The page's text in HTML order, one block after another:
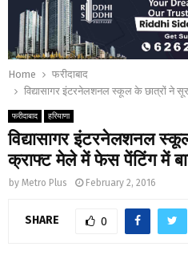
Home
फरीदाबाद
विद्यासागर इंटरनेलशनल स्कूल के छात्रों ने
फरीदाबाद हरियाणा
विद्यासागर इंटरनेलशनल
क्राफ्ट मेले में फेस पेंटिंग में
by Metro Plus February 2, 2016
SHARE 0